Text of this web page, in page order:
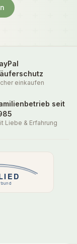
einkaufen
seit
Liebe & Erfahrung